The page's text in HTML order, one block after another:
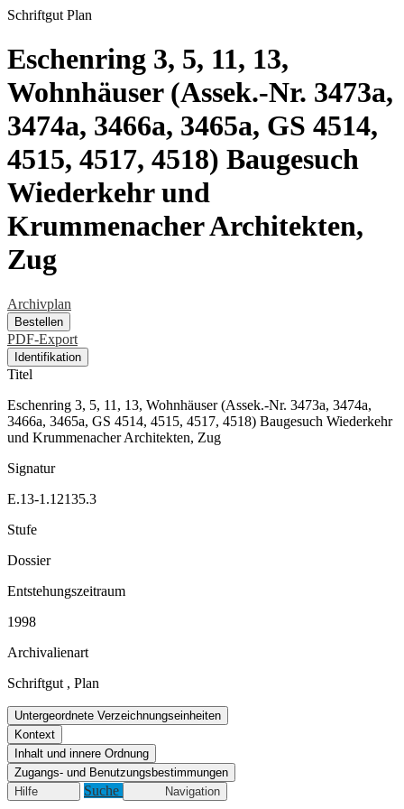
Schriftgut Plan
Eschenring 3, 5, 11, 13,
Wohnhäuser (Assek.-Nr. 3473a,
3474a, 3466a, 3465a, GS 4514,
4515, 4517, 4518) Baugesuch
Wiederkehr und
Krummenacher Architekten,
Zug
Archivplan
Bestellen
PDF-Export
Identifikation
Titel
Eschenring 3, 5, 11, 13, Wohnhäuser (Assek.-Nr. 3473a, 3474a,
3466a, 3465a, GS 4514, 4515, 4517, 4518) Baugesuch Wiederkehr
und Krummenacher Architekten, Zug
Signatur
E.13-1.12135.3
Stufe
Dossier
Entstehungszeitraum
1998
Archivalienart
Schriftgut , Plan
Untergeordnete Verzeichnungseinheiten
Kontext
Inhalt und innere Ordnung
Zugangs- und Benutzungsbestimmungen
Hilfe
Suche Navigation